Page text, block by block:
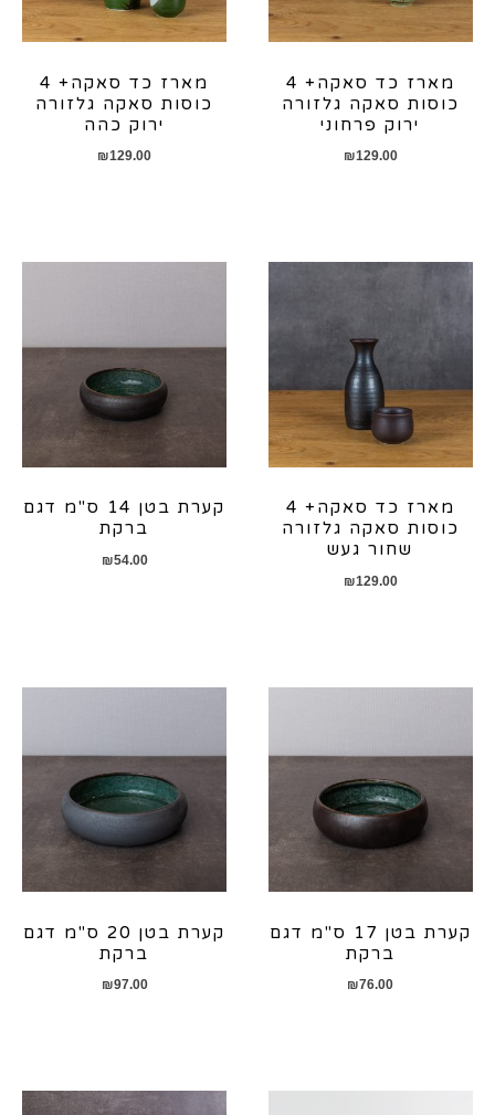
מארז כד סאקה+ 4
כוסות סאקה גלזורה
ירוק פרחוני
₪129.00
מארז כד סאקה+ 4
כוסות סאקה גלזורה
ירוק כהה
₪129.00
מארז כד סאקה+ 4
כוסות סאקה גלזורה
שחור געש
₪129.00
קערת בטן 14 ס"מ דגם
ברקת
₪54.00
קערת בטן 17 ס"מ דגם
ברקת
₪76.00
קערת בטן 20 ס"מ דגם
ברקת
₪97.00